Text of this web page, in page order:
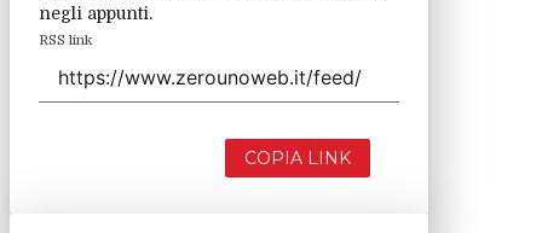
negli appunti.
RSS link
COPIA LINK